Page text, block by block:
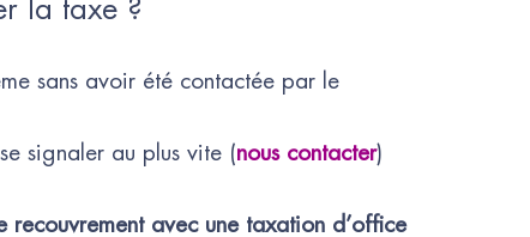
la taxe ?
sans avoir été contactée par le
signaler au plus vite (nous contacter)
recouvrement avec une taxation d’office